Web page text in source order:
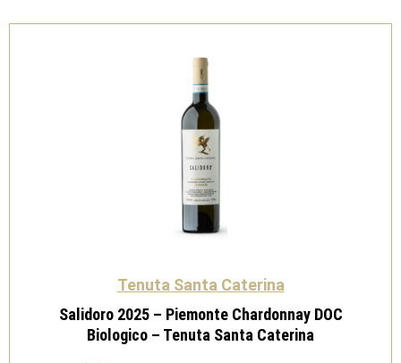
Caterina
Tenuta Santa Caterina
Salidoro 2025 – Piemonte Chardonnay DOC
Biologico – Tenuta Santa Caterina